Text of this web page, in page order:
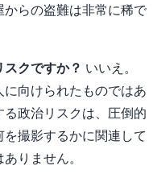
らの盗難は非常に稀で
クですか？ いいえ。
向けられたものではあ
政治リスクは、圧倒的
撮影するかに関連して
りません。